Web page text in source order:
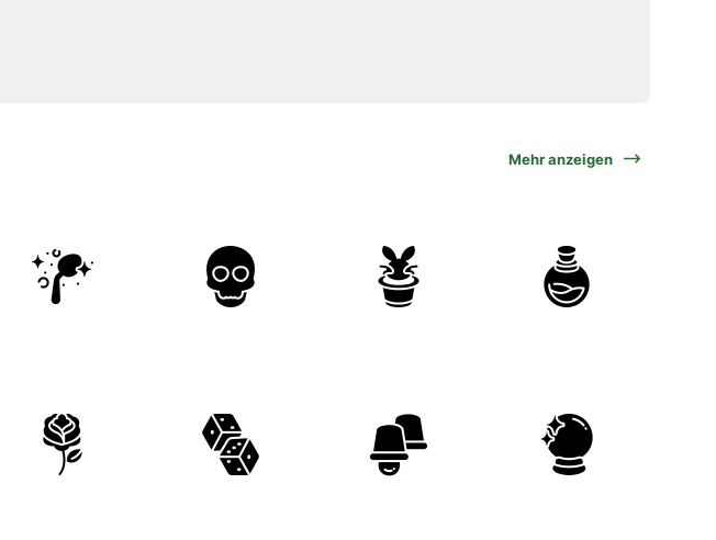
Mehr anzeigen